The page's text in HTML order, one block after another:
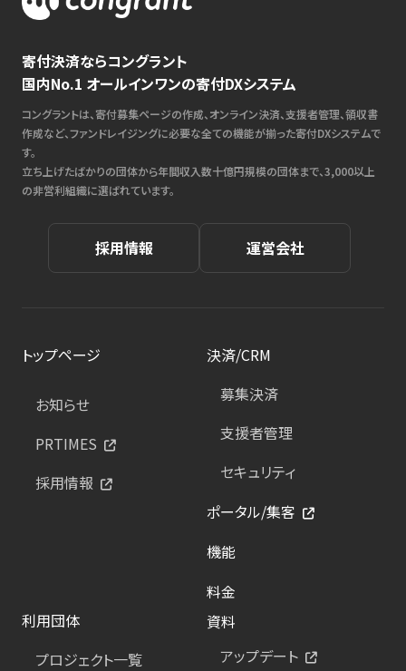
寄付決済ならコングラント
国内No.1 オールインワンの寄付DXシステム
コングラントは、寄付募集ページの作成、オンライン決済、支援者管理、領収書
作成など、ファンドレイジングに必要な全ての機能が揃った寄付DXシステムで
す。
立ち上げたばかりの団体から年間収入数十億円規模の団体まで、3,000以上
の非営利組織に選ばれています。
採用情報 運営会社
トップページ
お知らせ
PRTIMES
採用情報
決済/CRM
募集決済
支援者管理
セキュリティ
ポータル/集客
機能
料金
利用団体
プロジェクト一覧
資料
アップデート